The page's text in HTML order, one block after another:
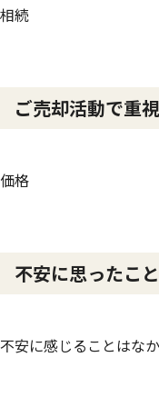
相続
ご売却活動で重
価格
不安に思ったこ
不安に感じることはな